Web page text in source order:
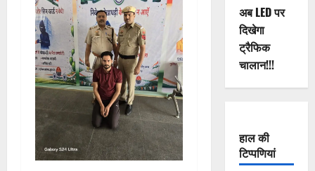
अब LED पर
दिखेगा
ट्रैफिक
चालान!!!
हाल की
टिप्पणियां